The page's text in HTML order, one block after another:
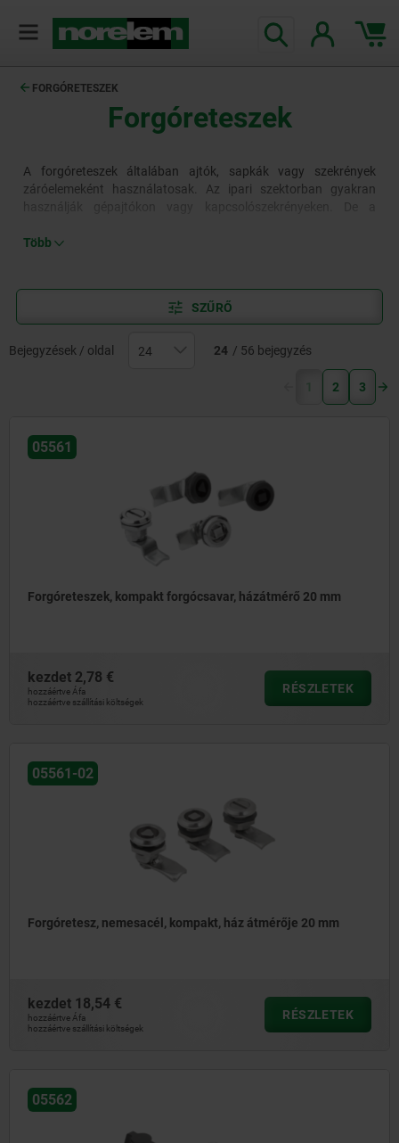
FORGÓRETESZEK
Forgóreteszek
A forgóreteszek általában ajtók, sapkák vagy szekrények
záróelemeként használatosak. Az ipari szektorban gyakran
használják, mert a biztonságos, záró funkciójuk mellett
Több
SZŰRŐ
Bejegyzések / oldal 24 / 56 bejegyzés
1 (current)
2 3
05561
Forgóreteszek, kompakt forgócsavar, házátmérő 20 mm
kezdet 2,78 €
hozzáértve Áfa
hozzáértve szállítási költségek
RÉSZLETEK
05561-02
Forgóretesz, nemesacél, kompakt, ház átmérője 20 mm
kezdet 18,54 €
hozzáértve Áfa
hozzáértve szállítási költségek
RÉSZLETEK
05562